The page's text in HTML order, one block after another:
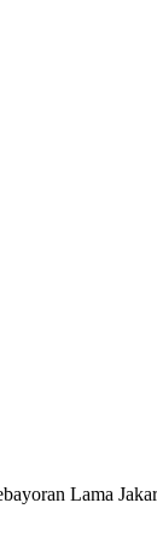
Lama